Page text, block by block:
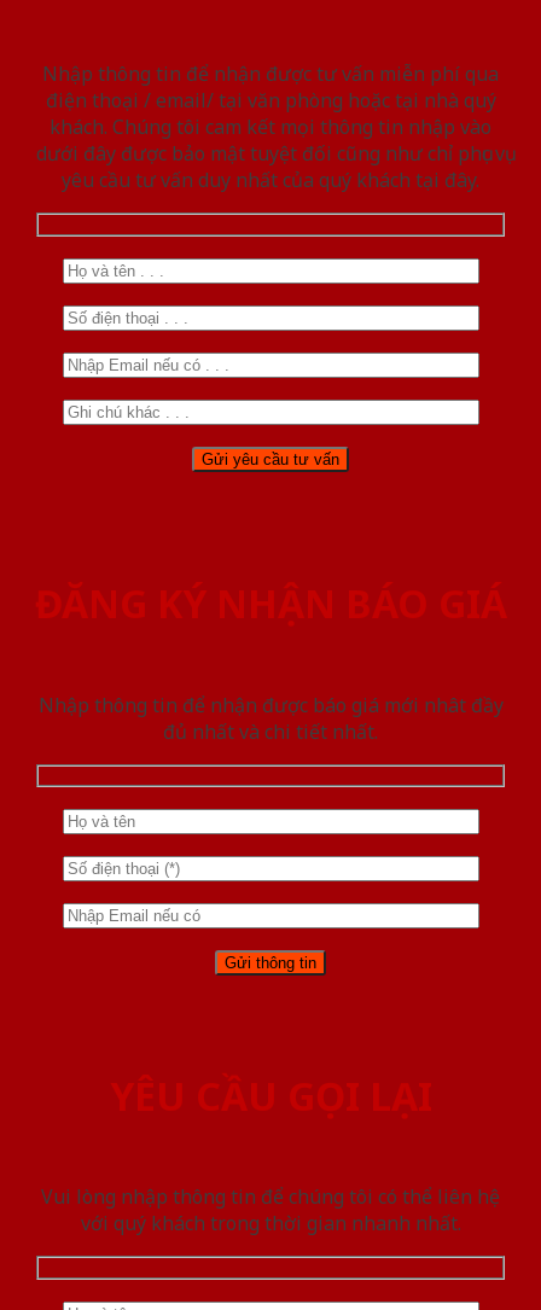
Nhập thông tin để nhận được tư vấn miễn phí qua
điện thoại / email/ tại văn phòng hoặc tại nhà quý
khách. Chúng tôi cam kết mọi thông tin nhập vào
dưới đây được bảo mật tuyệt đối cũng như chỉ phục vụ
yêu cầu tư vấn duy nhất của quý khách tại đây.
ĐĂNG KÝ NHẬN BÁO GIÁ
Nhập thông tin để nhận được báo giá mới nhât đầy
đủ nhất và chi tiết nhất.
YÊU CẦU GỌI LẠI
Vui lòng nhập thông tin để chúng tôi có thể liên hệ
với quý khách trong thời gian nhanh nhất.